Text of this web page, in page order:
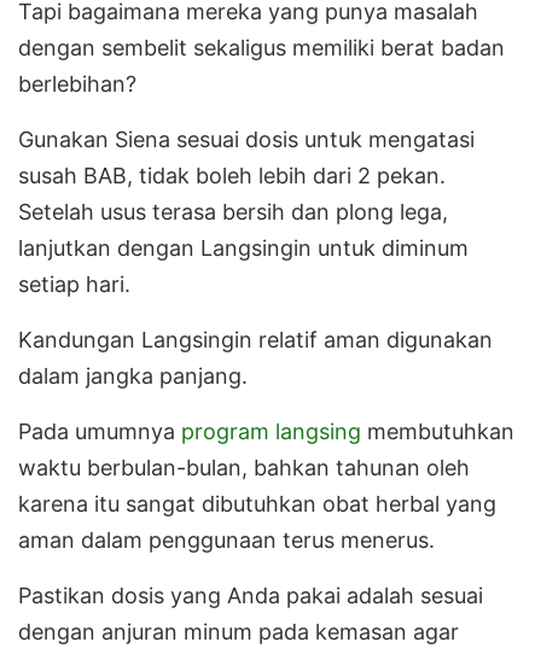
Tapi bagaimana mereka yang punya masalah
dengan sembelit sekaligus memiliki berat badan
berlebihan?
Gunakan Siena sesuai dosis untuk mengatasi
susah BAB, tidak boleh lebih dari 2 pekan.
Setelah usus terasa bersih dan plong lega,
lanjutkan dengan Langsingin untuk diminum
setiap hari.
Kandungan Langsingin relatif aman digunakan
dalam jangka panjang.
Pada umumnya program langsing membutuhkan
waktu berbulan-bulan, bahkan tahunan oleh
karena itu sangat dibutuhkan obat herbal yang
aman dalam penggunaan terus menerus.
Pastikan dosis yang Anda pakai adalah sesuai
dengan anjuran minum pada kemasan agar